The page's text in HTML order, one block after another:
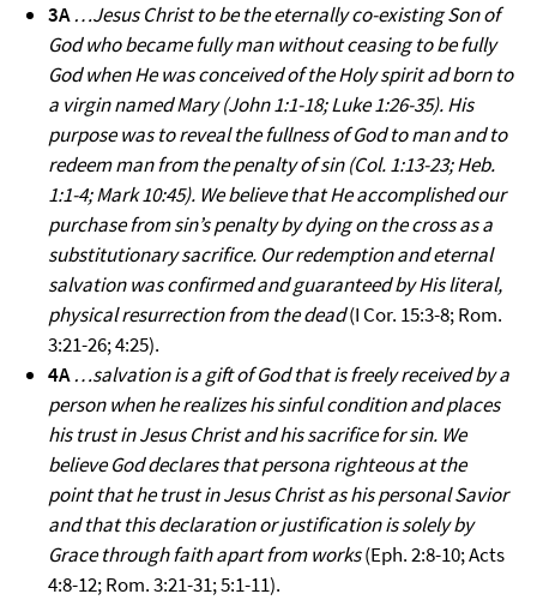
3A…Jesus Christ to be the eternally co-existing Son of
God who became fully man without ceasing to be fully
God when He was conceived of the Holy spirit ad born to
a virgin named Mary (John 1:1-18; Luke 1:26-35). His
purpose was to reveal the fullness of God to man and to
redeem man from the penalty of sin (Col. 1:13-23; Heb.
1:1-4; Mark 10:45). We believe that He accomplished our
purchase from sin’s penalty by dying on the cross as a
substitutionary sacrifice. Our redemption and eternal
salvation was confirmed and guaranteed by His literal,
physical resurrection from the dead(I Cor. 15:3-8; Rom.
3:21-26; 4:25).
4A…salvation is a gift of God that is freely received by a
person when he realizes his sinful condition and places
his trust in Jesus Christ and his sacrifice for sin. We
believe God declares that persona righteous at the
point that he trust in Jesus Christ as his personal Savior
and that this declaration or justification is solely by
Grace through faith apart from works(Eph. 2:8-10; Acts
4:8-12; Rom. 3:21-31; 5:1-11).